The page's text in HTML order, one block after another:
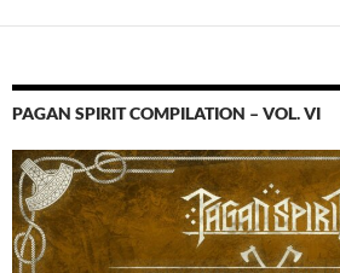
PAGAN SPIRIT COMPILATION – VOL. VI